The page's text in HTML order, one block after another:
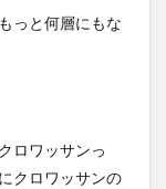
っと何層にもな
ロワッサンっ
クロワッサンの